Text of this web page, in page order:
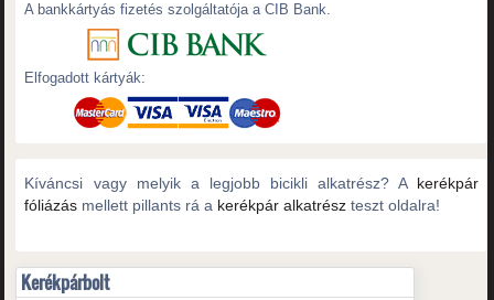
A bankkártyás fizetés szolgáltatója a CIB Bank.
Elfogadott kártyák:
Kíváncsi vagy melyik a legjobb bicikli alkatrész? A kerékpár
fóliázás mellett pillants rá a kerékpár alkatrész teszt oldalra!
Kerékpárbolt